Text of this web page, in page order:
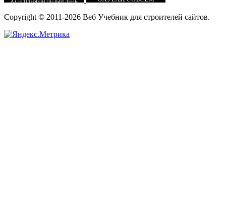
Copyright © 2011-2026 Веб Учебник для строителей сайтов.